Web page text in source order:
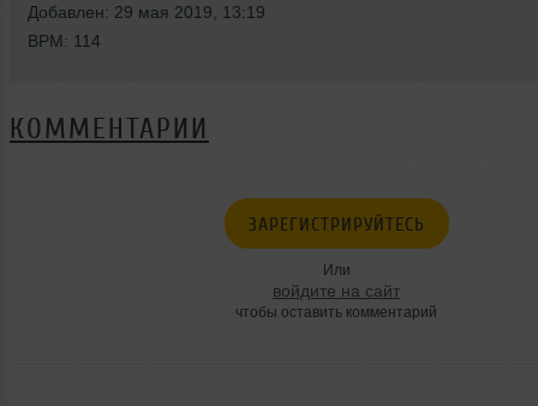
Добавлен: 29 мая 2019, 13:19
BPM: 114
КОММЕНТАРИИ
ЗАРЕГИСТРИРУЙТЕСЬ
Или
войдите на сайт
чтобы оставить комментарий